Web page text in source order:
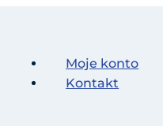
Moje konto
Kontakt